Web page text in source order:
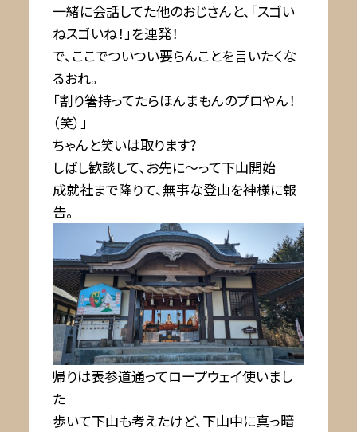
一緒に会話してた他のおじさんと、「スゴい
ねスゴいね！」を連発！
で、ここでついつい要らんことを言いたくな
るおれ。
「割り箸持ってたらほんまもんのプロやん！
（笑）」
ちゃんと笑いは取ります?
しばし歓談して、お先に〜って下山開始
成就社まで降りて、無事な登山を神様に報
告。
帰りは表参道通ってロープウェイ使いまし
た
歩いて下山も考えたけど、下山中に真っ暗